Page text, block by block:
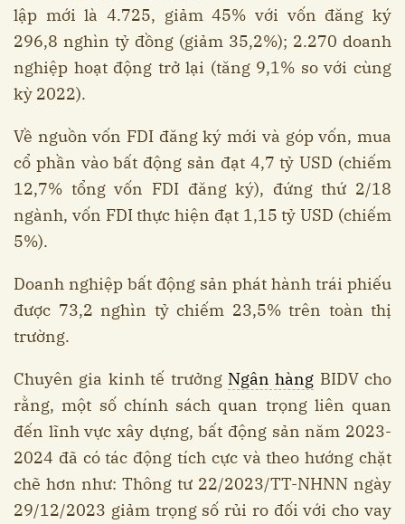
lập mới là 4.725, giảm 45% với vốn đăng ký
296,8 nghìn tỷ đồng (giảm 35,2%); 2.270 doanh
nghiệp hoạt động trở lại (tăng 9,1% so với cùng
kỳ 2022).
Về nguồn vốn FDI đăng ký mới và góp vốn, mua
cổ phần vào bất động sản đạt 4,7 tỷ USD (chiếm
12,7% tổng vốn FDI đăng ký), đứng thứ 2/18
ngành, vốn FDI thực hiện đạt 1,15 tỷ USD (chiếm
5%).
Doanh nghiệp bất động sản phát hành trái phiếu
được 73,2 nghìn tỷ chiếm 23,5% trên toàn thị
trường.
Chuyên gia kinh tế trưởng Ngân hàng BIDV cho
rằng, một số chính sách quan trọng liên quan
đến lĩnh vực xây dựng, bất động sản năm 2023-
2024 đã có tác động tích cực và theo hướng chặt
chẽ hơn như: Thông tư 22/2023/TT-NHNN ngày
29/12/2023 giảm trọng số rủi ro đối với cho vay